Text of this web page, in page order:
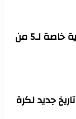
خطوة جديدة نحو أولمبياد 2028.. رعاية خاصة لـ5 من
جديد لكرة